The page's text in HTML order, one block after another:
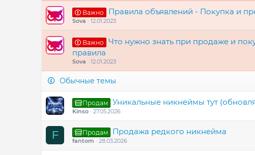
Важно Правила объявлений - Покупка и
Sova 12.01.2023
Важно
Что нужно знать при продаже и
правила
Sova 12.01.2023
Обычные темы
Продам Уникальные никнеймы тут
Kinso 27.05.2026
F Продам Продажа редкого никнейма
fantom 28.03.2026